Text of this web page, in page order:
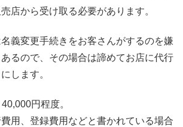
店から受け取る必要があります。
義変更手続きをお客さんがするのを嫌
るので、その場合は諦めてお店に代行
します。
円程度。
用、登録費用などと書かれている場合